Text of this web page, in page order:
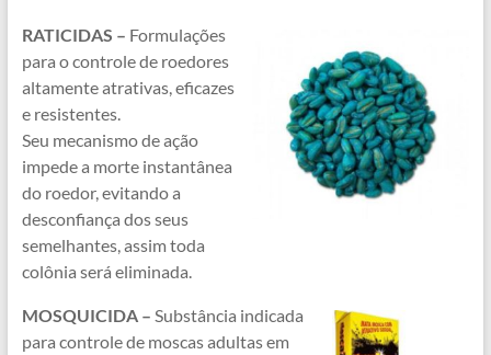
RATICIDAS – Formulações
para o controle de roedores
altamente atrativas, eficazes
e resistentes.
Seu mecanismo de ação
impede a morte instantânea
do roedor, evitando a
desconfiança dos seus
semelhantes, assim toda
colônia será eliminada.
MOSQUICIDA – Substância indicada
para controle de moscas adultas em